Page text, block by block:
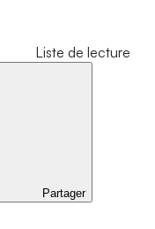
Liste de lecture
Partager